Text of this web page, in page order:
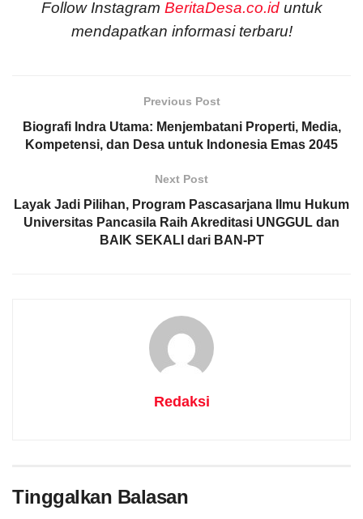
Follow Instagram BeritaDesa.co.iduntuk
mendapatkan informasi terbaru!
Previous Post
Biografi Indra Utama: Menjembatani Properti, Media,
Kompetensi, dan Desa untuk Indonesia Emas 2045
Next Post
Layak Jadi Pilihan, Program Pascasarjana Ilmu Hukum
Universitas Pancasila Raih Akreditasi UNGGUL dan
BAIK SEKALI dari BAN-PT
Redaksi
Tinggalkan Balasan